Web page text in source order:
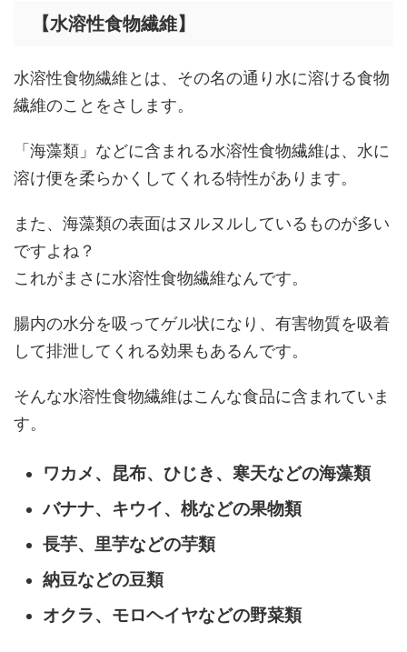
【水溶性食物繊維】
水溶性食物繊維とは、その名の通り水に溶ける食物
繊維のことをさします。
「海藻類」などに含まれる水溶性食物繊維は、水に
溶け便を柔らかくしてくれる特性があります。
また、海藻類の表面はヌルヌルしているものが多い
ですよね？
これがまさに水溶性食物繊維なんです。
腸内の水分を吸ってゲル状になり、有害物質を吸着
して排泄してくれる効果もあるんです。
そんな水溶性食物繊維はこんな食品に含まれていま
す。
ワカメ、昆布、ひじき、寒天などの海藻類
バナナ、キウイ、桃などの果物類
長芋、里芋などの芋類
納豆などの豆類
オクラ、モロヘイヤなどの野菜類